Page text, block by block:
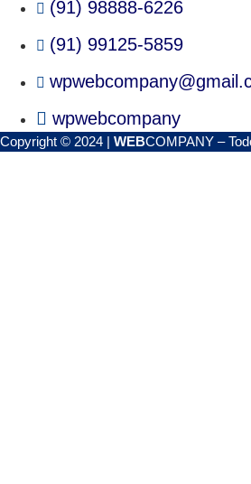
(91) 98888-6226
(91) 99125-5859
wpwebcompany
Copyright © 2024 | WEBCOMPANY –